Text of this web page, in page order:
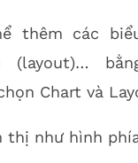
thêm các
(layout)…
Chart và
thị như hình